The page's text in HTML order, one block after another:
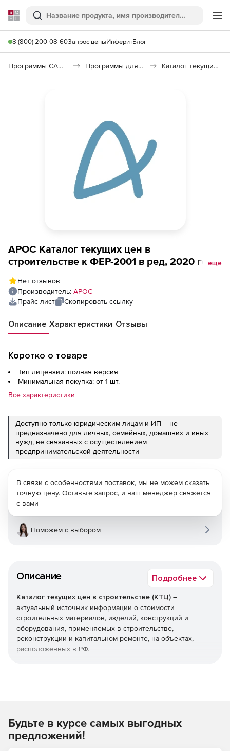
Softline
Поиск
8 (800) 200-08-60Запрос ценыИнферитБлог
Программы САПР и ГИС Программы для документооборота Каталог текущих цен в строительстве (КТЦ)
АРОС Каталог текущих цен в
строительстве к ФЕР-2001 в ред, 2020 года,
Москва 2-е и последующие рабочие места
еще
Нет отзывов
Производитель: АРОС
Прайс-лист
Скопировать ссылку
Описание Характеристики Отзывы
Коротко о товаре
Тип лицензии: полная версия
Минимальная покупка: от 1 шт.
Все характеристики
Доступно только юридическим лицам и ИП – не
предназначено для личных, семейных, домашних и иных
нужд, не связанных с осуществлением
предпринимательской деятельности
Описание Подробнее
Каталог текущих цен в строительстве (КТЦ) –
актуальный источник информации о стоимости
строительных материалов, изделий, конструкций и
оборудования, применяемых в строительстве,
реконструкции и капитальном ремонте, на объектах,
расположенных в РФ.
объектов, расположенных в Российской Федерации.
В связи с особенностями поставок, мы не можем сказать
точную цену. Оставьте запрос, и наш менеджер свяжется
с вами
Поможем с выбором
Будьте в курсе самых выгодных
предложений!